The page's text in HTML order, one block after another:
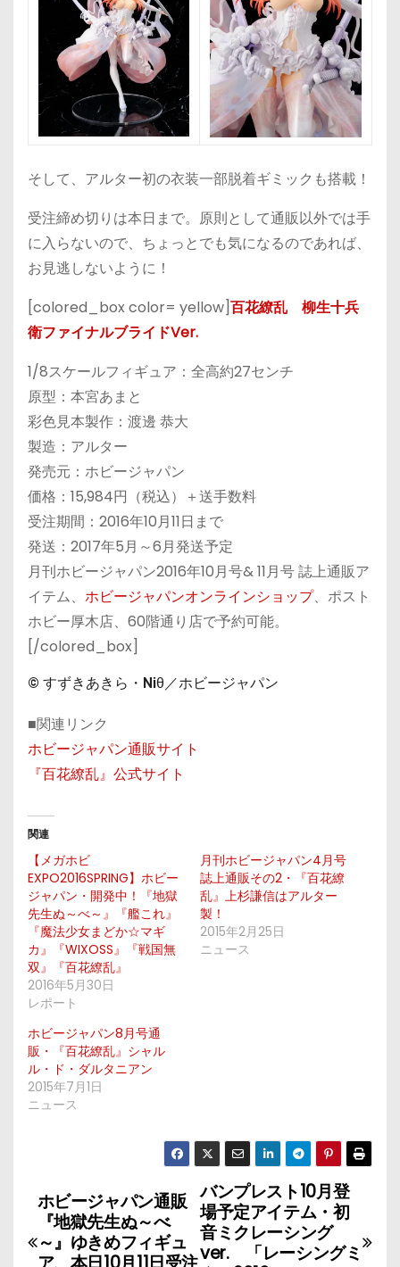
そして、アルター初の衣装一部脱着ギミックも搭載！
受注締め切りは本日まで。原則として通販以外では手
に入らないので、ちょっとでも気になるのであれば、
お見逃しないように！
[colored_box color= yellow]百花繚乱 柳生十兵
衛ファイナルブライドVer.
1/8スケールフィギュア：全高約27センチ
原型：本宮あまと
彩色見本製作：渡邊 恭大
製造：アルター
発売元：ホビージャパン
価格：15,984円（税込）＋送手数料
受注期間：2016年10月11日まで
発送：2017年5月～6月発送予定
月刊ホビージャパン2016年10月号& 11月号 誌上通販ア
イテム、 ホビージャパンオンラインショップ、ポスト
ホビー厚木店、60階通り店で予約可能。
[/colored_box]
© すずきあきら・Niθ／ホビージャパン
■関連リンク
ホビージャパン通販サイト
『百花繚乱』公式サイト
関連
【メガホビ
EXPO2016SPRING】ホビー
ジャパン・開発中！『地獄
先生ぬ～べ～』『艦これ』
『魔法少女まどか☆マギ
カ』『WIXOSS』『戦国無
双』『百花繚乱』
2016年5月30日
レポート
月刊ホビージャパン4月号
誌上通販その2・『百花繚
乱』上杉謙信はアルター
製！
2015年2月25日
ニュース
ホビージャパン8月号通
販・『百花繚乱』シャル
ル・ド・ダルタニアン
2015年7月1日
ニュース
投
稿
バンプレスト10月登
場予定アイテム・初
音ミクレーシング
ver. 「レーシングミ
ホビージャパン通販
『地獄先生ぬ～べ
～』ゆきめフィギュ